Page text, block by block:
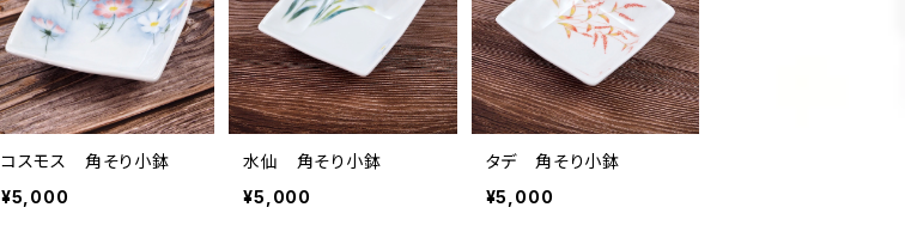
コスモス 角そり小鉢
¥5,000
水仙 角そり小鉢
¥5,000
タデ 角そり小鉢
¥5,000